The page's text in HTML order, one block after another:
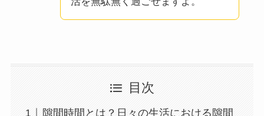
目次
隙間時間とは？日々の生活における隙間